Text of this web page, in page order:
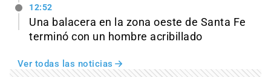
12:52
Una balacera en la zona oeste de Santa Fe
terminó con un hombre acribillado
Ver todas las noticias